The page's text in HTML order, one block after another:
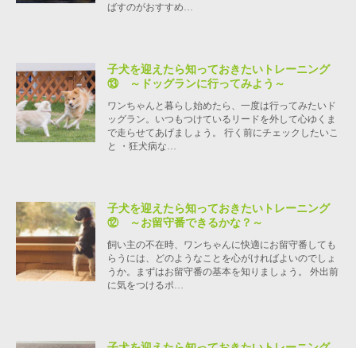
ばすのがおすすめ…
子犬を迎えたら知っておきたいトレーニング
⑬ ～ドッグランに行ってみよう～
ワンちゃんと暮らし始めたら、一度は行ってみたいド
ッグラン。いつもつけているリードを外して心ゆくま
で走らせてあげましょう。 行く前にチェックしたいこ
と ・狂犬病な…
子犬を迎えたら知っておきたいトレーニング
⑫ ～お留守番できるかな？～
飼い主の不在時、ワンちゃんに快適にお留守番しても
らうには、どのようなことを心がければよいのでしょ
うか。まずはお留守番の基本を知りましょう。 外出前
に気をつけるポ…